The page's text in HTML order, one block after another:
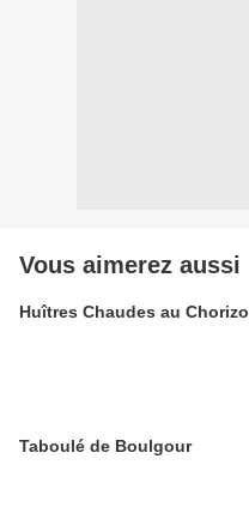
Vous aimerez aussi
Huîtres Chaudes au Chorizo
Taboulé de Boulgour